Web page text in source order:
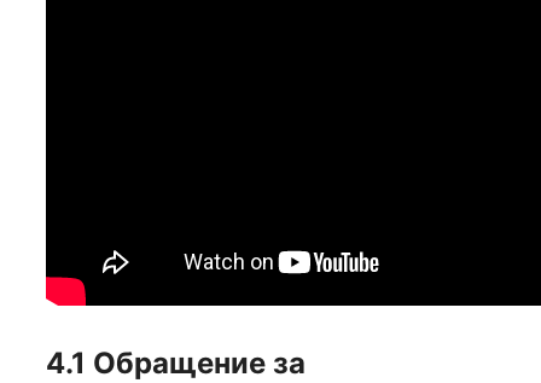
4.1 Обращение за